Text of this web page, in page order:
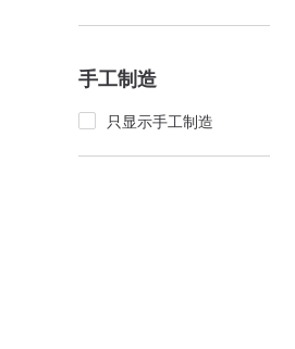
手工制造
只显示手工制造